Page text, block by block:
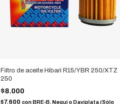
Filtro de aceite Hibari R15/YBR 250/XTZ
250
$8.000
$7.600conBRE-B, Nequi o Daviplata (Sólo